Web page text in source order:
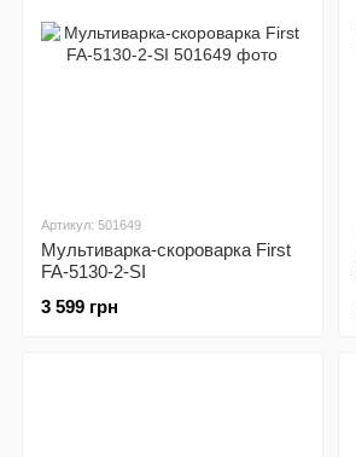
Артикул: 501649
Мультиварка-скороварка First
FA-5130-2-SI
3 599 грн